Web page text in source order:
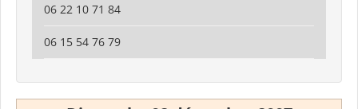
06 22 10 71 84
06 15 54 76 79